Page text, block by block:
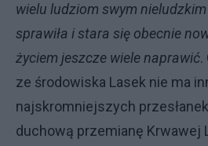
wielu ludziom swym
sprawiła i stara się obecnie
życiem jeszcze wiele naprawić.
ze środowiska Lasek nie ma
najskromniejszych
duchową przemianę Krwawej